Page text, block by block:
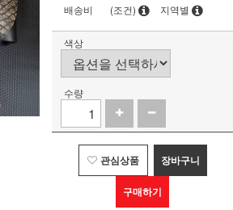
배송비
(조건) 지역별
색상
수량
관심상품 장바구니
구매하기